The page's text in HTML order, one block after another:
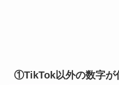
①TikTok以外の数字が